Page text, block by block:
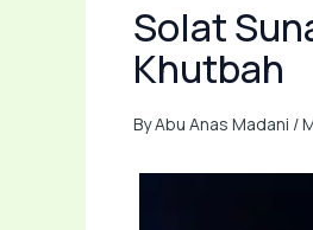
Solat
Khutbah
ByAbu Anas Madani /